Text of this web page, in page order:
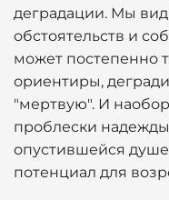
деградации. Мы
обстоятельств и
может постепенно
ориентиры,
"мертвую". И
проблески
опустившейся
потенциал для